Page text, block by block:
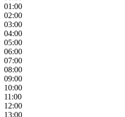
01:00
02:00
03:00
04:00
05:00
06:00
07:00
08:00
09:00
10:00
11:00
12:00
13:00